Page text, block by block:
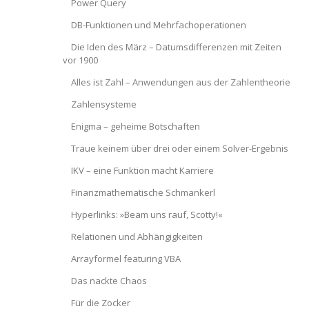
Power Query
DB-Funktionen und Mehrfachoperationen
Die Iden des März – Datumsdifferenzen mit Zeiten
vor 1900
Alles ist Zahl – Anwendungen aus der Zahlentheorie
Zahlensysteme
Enigma – geheime Botschaften
Traue keinem über drei oder einem Solver-Ergebnis
IKV – eine Funktion macht Karriere
Finanzmathematische Schmankerl
Hyperlinks: »Beam uns rauf, Scotty!«
Relationen und Abhängigkeiten
Arrayformel featuring VBA
Das nackte Chaos
Für die Zocker